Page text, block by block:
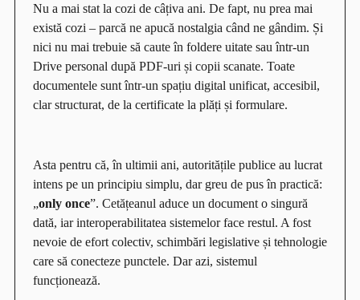
Nu a mai stat la cozi de câțiva ani. De fapt, nu prea mai
există cozi – parcă ne apucă nostalgia când ne gândim. Și
nici nu mai trebuie să caute în foldere uitate sau într-un
Drive personal după PDF-uri și copii scanate. Toate
documentele sunt într-un spațiu digital unificat, accesibil,
clar structurat, de la certificate la plăți și formulare.
Asta pentru că, în ultimii ani, autoritățile publice au lucrat
intens pe un principiu simplu, dar greu de pus în practică:
„only once”. Cetățeanul aduce un document o singură
dată, iar interoperabilitatea sistemelor face restul. A fost
nevoie de efort colectiv, schimbări legislative și tehnologie
care să conecteze punctele. Dar azi, sistemul
funcționează.